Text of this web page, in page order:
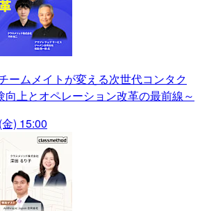
ームメイトが変える次世代コンタク
向上とオペレーション改革の最前線～
) 15:00